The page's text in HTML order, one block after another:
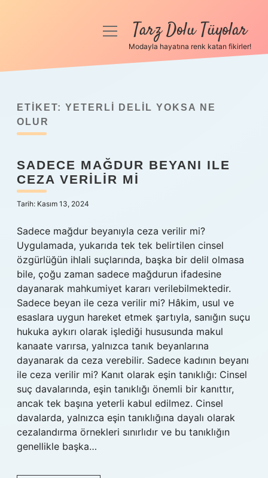
Anasayfa
Yasal Uyarı
menüyüTarz Dolu Tüyolar
Modayla hayatına renk katan fikirler!
ETIKET: YETERLI DELIL YOKSA NE
OLUR
SADECE MAĞDUR BEYANI ILE
CEZA VERILIR MI
Tarih: Kasım 13, 2024
Sadece mağdur beyanıyla ceza verilir mi?
Uygulamada, yukarıda tek tek belirtilen cinsel
özgürlüğün ihlali suçlarında, başka bir delil olmasa
bile, çoğu zaman sadece mağdurun ifadesine
dayanarak mahkumiyet kararı verilebilmektedir.
Sadece beyan ile ceza verilir mi? Hâkim, usul ve
esaslara uygun hareket etmek şartıyla, sanığın suçu
hukuka aykırı olarak işlediği hususunda makul
kanaate varırsa, yalnızca tanık beyanlarına
dayanarak da ceza verebilir. Sadece kadının beyanı
ile ceza verilir mi? Kanıt olarak eşin tanıklığı: Cinsel
suç davalarında, eşin tanıklığı önemli bir kanıttır,
ancak tek başına yeterli kabul edilmez. Cinsel
davalarda, yalnızca eşin tanıklığına dayalı olarak
cezalandırma örnekleri sınırlıdır ve bu tanıklığın
genellikle başka…